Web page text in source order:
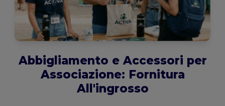
Abbigliamento e Accessori per
Associazione: Fornitura
All'ingrosso